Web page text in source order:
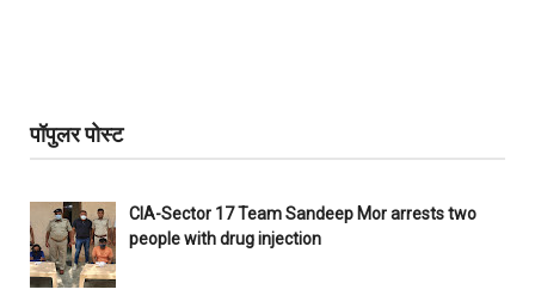
पॉपुलर पोस्ट
CIA-Sector 17 Team Sandeep Mor arrests two
people with drug injection